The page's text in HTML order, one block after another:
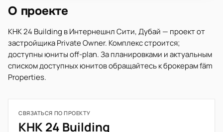
О проекте
KHK 24 Building в Интернешнл Сити, Дубай — проект от
застройщика Private Owner. Комплекс строится;
доступны юниты off-plan. За планировками и актуальным
списком доступных юнитов обращайтесь к брокерам fäm
Properties.
СВЯЗАТЬСЯ ПО ПРОЕКТУ
KHK 24 Building